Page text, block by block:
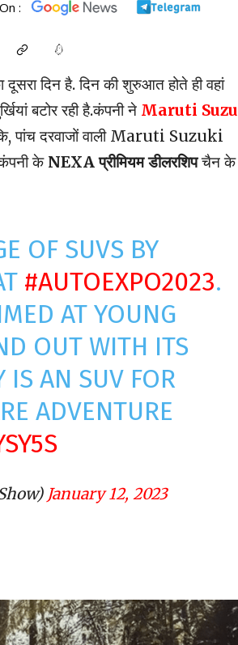
:
दिन है. दिन की शुरुआत होते ही वहां
बटोर रही है.कंपनी ने Maruti
पांच दरवाजों वाली Maruti Suzuki
के NEXA प्रीमियम डीलरशिपचैन के
OF SUVS BY
#AUTOEXPO2023.
AT YOUNG
OUT WITH ITS
AN SUV FOR
ADVENTURE
January 12, 2023